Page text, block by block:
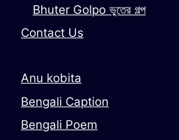
Bhuter Golpo ভুতের গল্প
Contact Us
Anu kobita
Bengali Caption
Bengali Poem